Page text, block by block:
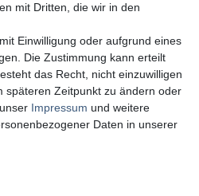
mit Dritten, die wir in den
Einwilligung oder aufgrund eines
Die Zustimmung kann erteilt
das Recht, nicht einzuwilligen
späteren Zeitpunkt zu ändern oder
Impressum und weitere
Daten in unserer